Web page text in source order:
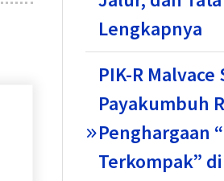
Lengkapnya
PIK-R Malvace
Payakumbuh
Penghargaan
Terkompak”